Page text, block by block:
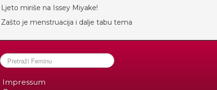
Ljeto miriše na Issey Miyake!
Zašto je menstruacija i dalje tabu tema
Impressum